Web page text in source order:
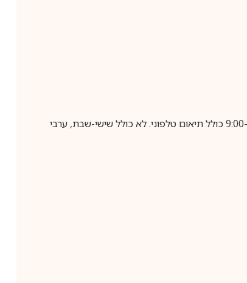
בביצוע הזמנה עד השעה 10:00 בימים א-ה, קבלת המשלוח תבוצע עד חמישה ימי עסקים מיום שלאחר ביצוע ההזמנה, בין השעות 9:00-21:00 כולל תיאום טלפוני. לא כולל שישי-שבת, ערבי